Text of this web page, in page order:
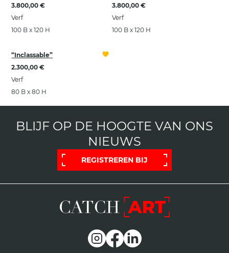
3.800,00 €
Verf
100 B x 120 H
3.800,00 €
Verf
100 B x 120 H
“Inclassable”
2.300,00 €
Verf
80 B x 80 H
BLIJF OP DE HOOGTE VAN ONS
NIEUWS
REGISTREREN BIJ